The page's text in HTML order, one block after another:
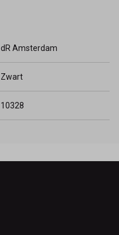
dR Amsterdam
Zwart
10328